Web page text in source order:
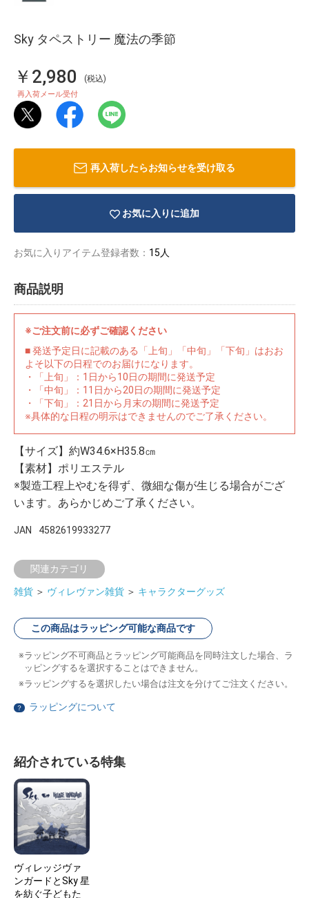
Sky タペストリー 魔法の季節
￥2,980 (税込)
再入荷メール受付
再入荷したらお知らせを受け取る
お気に入りに追加
お気に入りアイテム登録者数： 15人
商品説明
※ご注文前に必ずご確認ください
■ 発送予定日に記載のある「上旬」「中旬」「下旬」はおお
よそ以下の日程でのお届けになります。
・「上旬」：1日から10日の期間に発送予定
・「中旬」：11日から20日の期間に発送予定
・「下旬」：21日から月末の期間に発送予定
※具体的な日程の明示はできませんのでご了承ください。
【サイズ】約W34.6×H35.8㎝
【素材】ポリエステル
※製造工程上やむを得ず、微細な傷が生じる場合がござ
います。あらかじめご了承ください。
JAN 4582619933277
関連カテゴリ
雑貨 ＞ ヴィレヴァン雑貨 ＞ キャラクターグッズ
この商品はラッピング可能な商品です
ラッピング不可商品とラッピング可能商品を同時注文した場合、ラ
ッピングするを選択することはできません。
ラッピングするを選択したい場合は注文を分けてご注文ください。
？ ラッピングについて
紹介されている特集
ヴィレッジヴァ
ンガードとSky 星
を紡ぐ子どもた